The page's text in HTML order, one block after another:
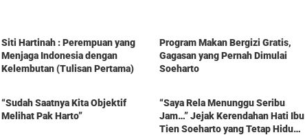
Siti Hartinah : Perempuan yang
Menjaga Indonesia dengan
Kelembutan (Tulisan Pertama)
Program Makan Bergizi Gratis,
Gagasan yang Pernah Dimulai
Soeharto
“Sudah Saatnya Kita Objektif
Melihat Pak Harto”
“Saya Rela Menunggu Seribu
Jam…” Jejak Kerendahan Hati Ibu
Tien Soeharto yang Tetap Hidup